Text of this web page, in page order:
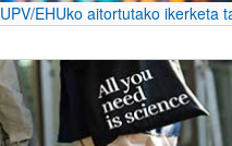
UPV/EHUko aitortutako ikerketa